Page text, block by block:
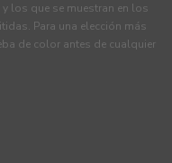
los que se muestran en los
Para una elección más
de color antes de cualquier